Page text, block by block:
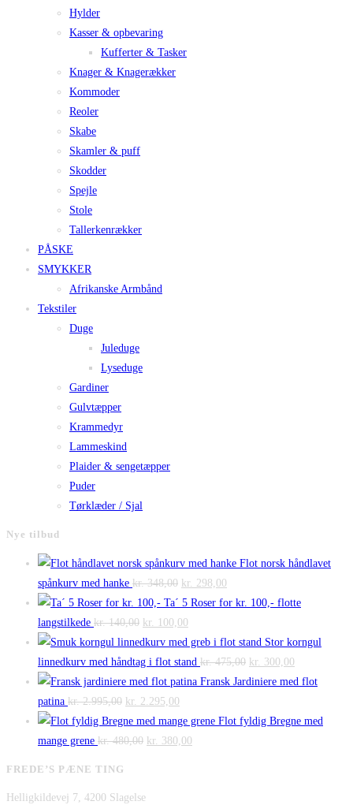
Hylder
Kasser & opbevaring
Kufferter & Tasker
Knager & Knagerækker
Kommoder
Reoler
Skabe
Skamler & puff
Skodder
Spejle
Stole
Tallerkenrækker
PÅSKE
SMYKKER
Afrikanske Armbånd
Tekstiler
Duge
Juleduge
Lyseduge
Gardiner
Gulvtæpper
Krammedyr
Lammeskind
Plaider & sengetæpper
Puder
Tørklæder / Sjal
Nye tilbud
Flot norsk håndlavet
spånkurv med hanke kr.348,00 Den
oprindelige
pris
var:
kr. 348,00.
kr. 298,00
aktuelle
er:
kr. 298,00.
Ta´ 5 Roser for kr. 100,- flotte
langstilkede kr.140,00 Den
oprindelige
pris
var:
kr. 140,00.
kr. 100,00
aktuelle
pris
er:
Stor korngul
linnedkurv med håndtag i flot stand kr.475,00 Den
oprindelige
var:
kr. 300,00
aktuelle
er:
Fransk Jardiniere med flot
patina kr.2.995,00 Den
oprindelige
pris
kr. 2.295,00
aktuelle
pris
Flot fyldig Bregne med
mange grene kr.480,00 Den
kr. 380,00
FREDE’S PÆNE TING
Helligkildevej 7, 4200 Slagelse